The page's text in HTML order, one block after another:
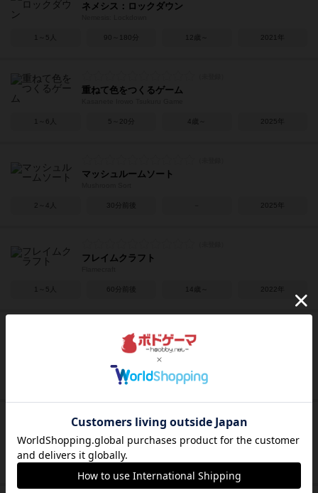
ネメシス：ロックダウン
1～5人 90～180分 12歳～ 2021年
重ねて色をつくるゲーム
1～6人 5～20分 4歳～ 2025年
マッシュルームソート
2～4人 30分前後 2025年
フレイムクラフト
1～5人 60分前後 14歳～ 2022年
アズール：シントラのステンドグラス
Azul: Stained Glass of Sintra
30～45分 8歳～
Trails of Tucana
1～8人 15分前後 8歳～ 2019年